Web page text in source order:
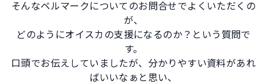
そんなベルマークについてのお問合せでよくいただくの
が、
どのようにオイスカの支援になるのか？という質問で
す。
口頭でお伝えしていましたが、分かりやすい資料があれ
ばいいなぁと思い、